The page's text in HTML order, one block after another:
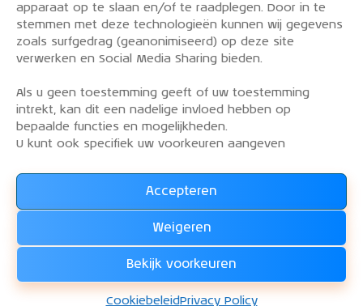
apparaat op te slaan en/of te raadplegen. Door in te
stemmen met deze technologieën kunnen wij gegevens
zoals surfgedrag (geanonimiseerd) op deze site
verwerken en Social Media Sharing bieden.
Als u geen toestemming geeft of uw toestemming
intrekt, kan dit een nadelige invloed hebben op
bepaalde functies en mogelijkheden.
U kunt ook specifiek uw voorkeuren aangeven
Accepteren
Weigeren
Bekijk voorkeuren
Cookiebeleid Privacy Policy
OVER DE KLM AEROCLUB
VLIEGLESSEN
VLOOT
Word lid van de KLM Aeroclub. Basis lid, simulator
lid of vliegend lid. Ook niet KLM-ers zijn welkom!
Lees alles over het lidmaatschap van de KLM Aeroclub
WORD LID !!!
© 2026. Alle rechten voorbehouden.